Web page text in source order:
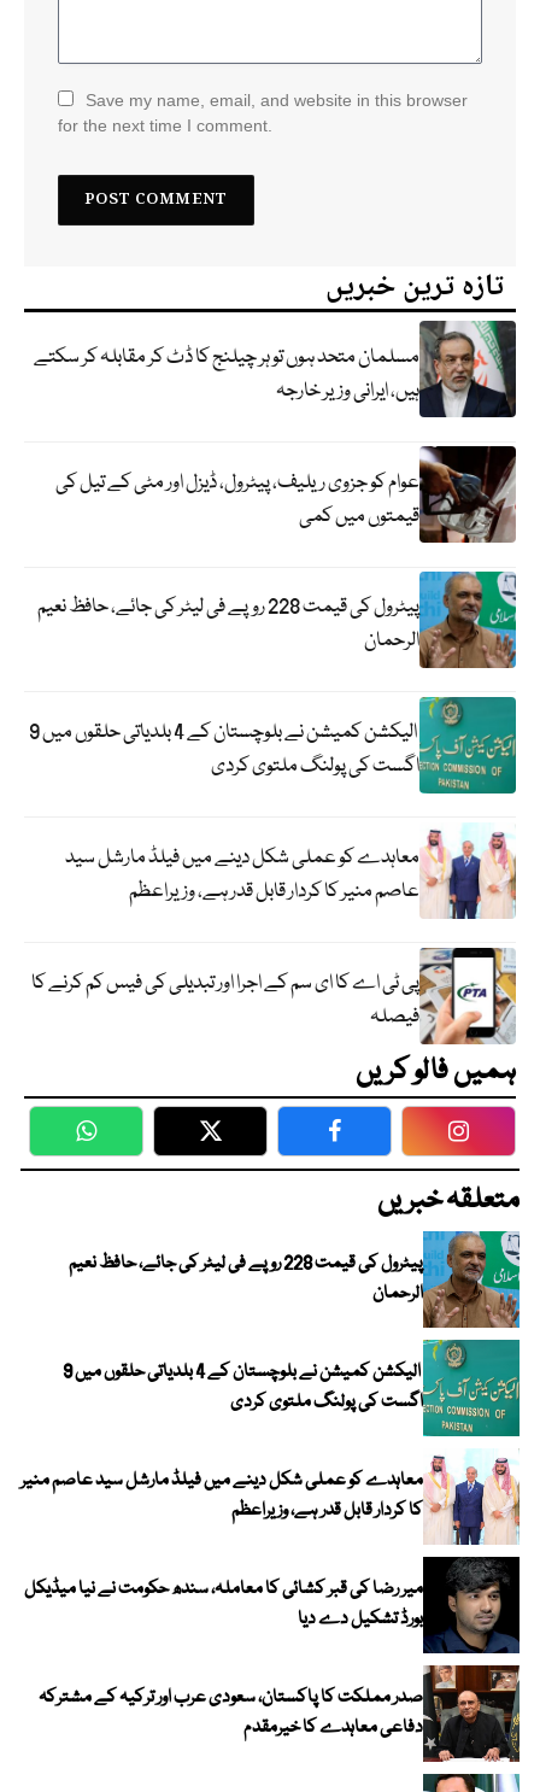
Save my name, email, and website in this browser
for the next time I comment.
تازہ ترین خبریں
مسلمان متحد ہوں تو ہر چیلنج کا ڈٹ کر مقابلہ کر سکتے
ہیں، ایرانی وزیر خارجہ
عوام کو جزوی ریلیف، پیٹرول، ڈیزل اور مٹی کے تیل کی
قیمتوں میں کمی
پیٹرول کی قیمت 228 روپے فی لیٹر کی جائے، حافظ نعیم
الرحمان
الیکشن کمیشن نے بلوچستان کے 4 بلدیاتی حلقوں میں 9
اگست کی پولنگ ملتوی کردی
معاہدے کو عملی شکل دینے میں فیلڈ مارشل سید
عاصم منیر کا کردار قابل قدر ہے، وزیراعظم
پی ٹی اے کا ای سم کے اجرا اور تبدیلی کی فیس کم کرنے کا
فیصلہ
ہمیں فالو کریں
WhatsApp Twitter Facebook
متعلقہ خبریں
پیٹرول کی قیمت 228 روپے فی لیٹر کی جائے، حافظ نعیم
الرحمان
الیکشن کمیشن نے بلوچستان کے 4 بلدیاتی حلقوں میں 9
اگست کی پولنگ ملتوی کردی
معاہدے کو عملی شکل دینے میں فیلڈ مارشل سید عاصم منیر
کا کردار قابل قدر ہے، وزیراعظم
میر رضا کی قبر کشائی کا معاملہ، سندھ حکومت نے نیا میڈیکل
بورڈ تشکیل دے دیا
صدر مملکت کا پاکستان، سعودی عرب اور ترکیہ کے مشترکہ
دفاعی معاہدے کا خیرمقدم